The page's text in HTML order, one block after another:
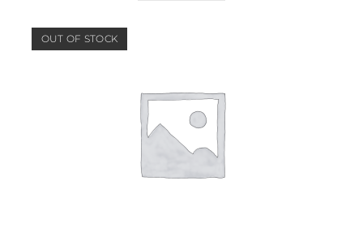
OUT OF STOCK